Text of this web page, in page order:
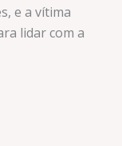
e a vítima
lidar com a